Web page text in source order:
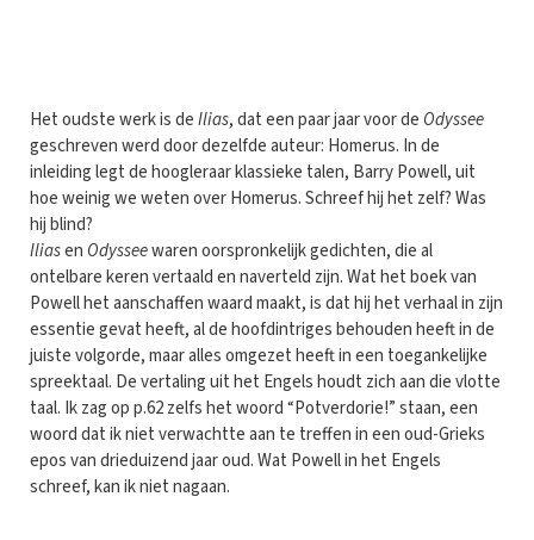
Het oudste werk is deIlias, dat een paar jaar voor de Odyssee
geschreven werd door dezelfde auteur: Homerus. In de
inleiding legt de hoogleraar klassieke talen, Barry Powell, uit
hoe weinig we weten over Homerus. Schreef hij het zelf? Was
hij blind?
Iliasen Odysseewaren oorspronkelijk gedichten, die al
ontelbare keren vertaald en naverteld zijn. Wat het boek van
Powell het aanschaffen waard maakt, is dat hij het verhaal in zijn
essentie gevat heeft, al de hoofdintriges behouden heeft in de
juiste volgorde, maar alles omgezet heeft in een toegankelijke
spreektaal. De vertaling uit het Engels houdt zich aan die vlotte
taal. Ik zag op p.62 zelfs het woord “Potverdorie!” staan, een
woord dat ik niet verwachtte aan te treffen in een oud-Grieks
epos van drieduizend jaar oud. Wat Powell in het Engels
schreef, kan ik niet nagaan.